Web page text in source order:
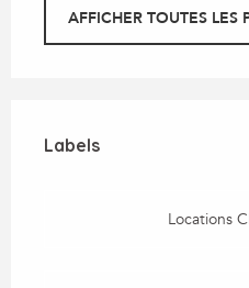
AFFICHER TOUTES LES
Labels
Labels
Locations